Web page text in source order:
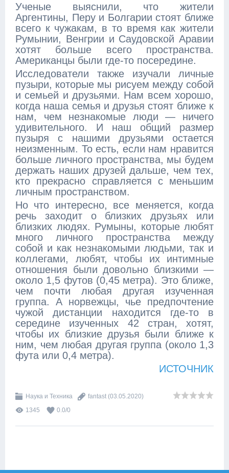
Ученые выяснили, что жители
Аргентины, Перу и Болгарии стоят ближе
всего к чужакам, в то время как жители
Румынии, Венгрии и Саудовской Аравии
хотят больше всего пространства.
Американцы были где-то посередине.
Исследователи также изучали личные
пузыри, которые мы рисуем между собой
и семьей и друзьями. Нам всем хорошо,
когда наша семья и друзья стоят ближе к
нам, чем незнакомые люди — ничего
удивительного. И наш общий размер
пузыря с нашими друзьями остается
неизменным. То есть, если нам нравится
больше личного пространства, мы будем
держать наших друзей дальше, чем тех,
кто прекрасно справляется с меньшим
личным пространством.
Но что интересно, все меняется, когда
речь заходит о близких друзьях или
близких людях. Румыны, которые любят
много личного пространства между
собой и как незнакомыми людьми, так и
коллегами, любят, чтобы их интимные
отношения были довольно близкими —
около 1,5 футов (0,45 метра). Это ближе,
чем почти любая другая изученная
группа. А норвежцы, чье предпочтение
чужой дистанции находится где-то в
середине изученных 42 стран, хотят,
чтобы их близкие друзья были ближе к
ним, чем любая другая группа (около 1,3
фута или 0,4 метра).
ИСТОЧНИК
Наука и Техника fantast (03.05.2020)
1345
0.0/0